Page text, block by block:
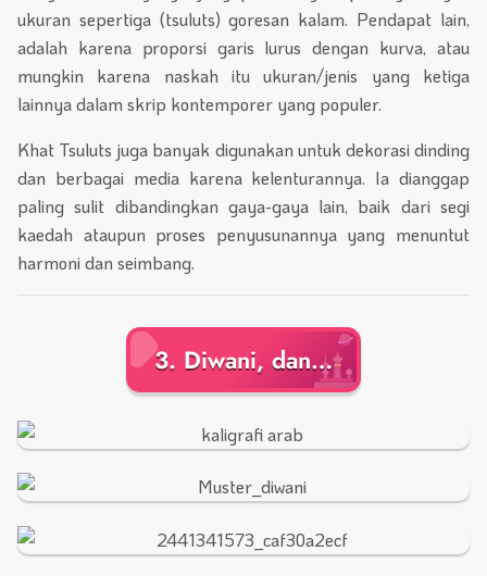
ukuran sepertiga (tsuluts) goresan kalam. Pendapat lain,
adalah karena proporsi garis lurus dengan kurva, atau
mungkin karena naskah itu ukuran/jenis yang ketiga
lainnya dalam skrip kontemporer yang populer.
Khat Tsuluts juga banyak digunakan untuk dekorasi dinding
dan berbagai media karena kelenturannya. Ia dianggap
paling sulit dibandingkan gaya-gaya lain, baik dari segi
kaedah ataupun proses penyusunannya yang menuntut
harmoni dan seimbang.
3. Diwani, dan…